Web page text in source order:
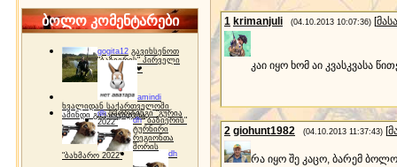
ბოლო კომენტარები
gogita12 გავიხსენოთ
"ბაზიერის" პირველი
ტურნირი ❤
amindi
ხვალიდან საქართველოში
ამინდი გაუარესდება
dh სპორტინგი "გურია
2022"
dh "ბაზიერის"
ტურნირი
რეგიონთა
შორის
"ბახმარო 2022"
dh
1 krimanjuli (04.10.2013 10:07:36) [
კაი იყო ხომ აი კვასკვასა
2 giohunt1982 (04.10.2013 11:37:43) [
რა იყო შე კაცო, ბარემ